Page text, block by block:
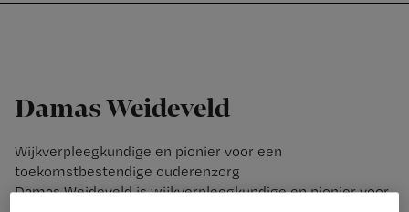
Nursing
Damas Weideveld
Wijkverpleegkundige en pionier voor een
toekomstbestendige ouderenzorg
Damas Weideveld is wijkverpleegkundige en pionier voor